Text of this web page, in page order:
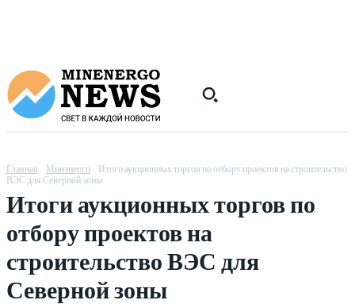
Главная Минэнерго
Итоги аукционных торгов по отбору проектов на строительство
ВЭС для Северной зоны
Итоги аукционных торгов по
отбору проектов на
строительство ВЭС для
Северной зоны